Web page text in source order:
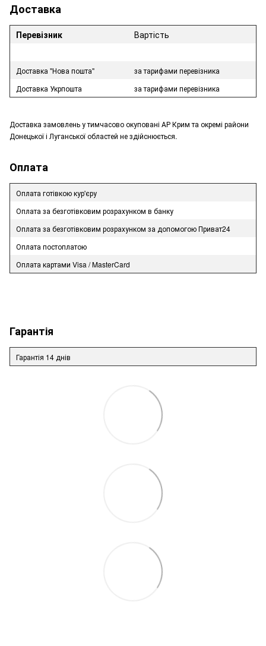
Доставка
Перевізник Вартість
Доставка "Нова пошта"
за тарифами перевізника
Доставка Укрпошта
за тарифами перевізника
Доставка замовлень у тимчасово окуповані АР Крим та окремі райони
Донецької і Луганської областей не здійснюється.
Оплата
Оплата готівкою кур'єру
Оплата за безготівковим розрахунком в банку
Оплата за безготівковим розрахунком за допомогою Приват24
Оплата постоплатою
Оплата картами Visa / MasterCard
Гарантія
Гарантія 14 днів